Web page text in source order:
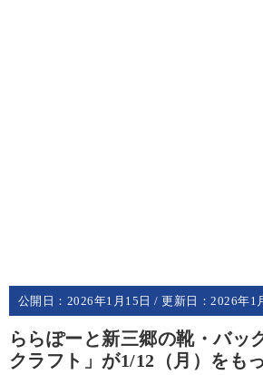
公開日： 2026年1月15日 / 更新日：2026年1
ららぽーと新三郷の靴・バッ
クラフト」が1/12（月）をも